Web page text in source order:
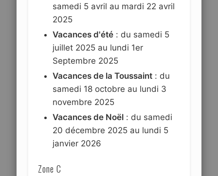
samedi 5 avril au mardi 22 avril
2025
Vacances d'été : du samedi 5
juillet 2025 au lundi 1er
Septembre 2025
Vacances de la Toussaint : du
samedi 18 octobre au lundi 3
novembre 2025
Vacances de Noël : du samedi
20 décembre 2025 au lundi 5
janvier 2026
Zone C